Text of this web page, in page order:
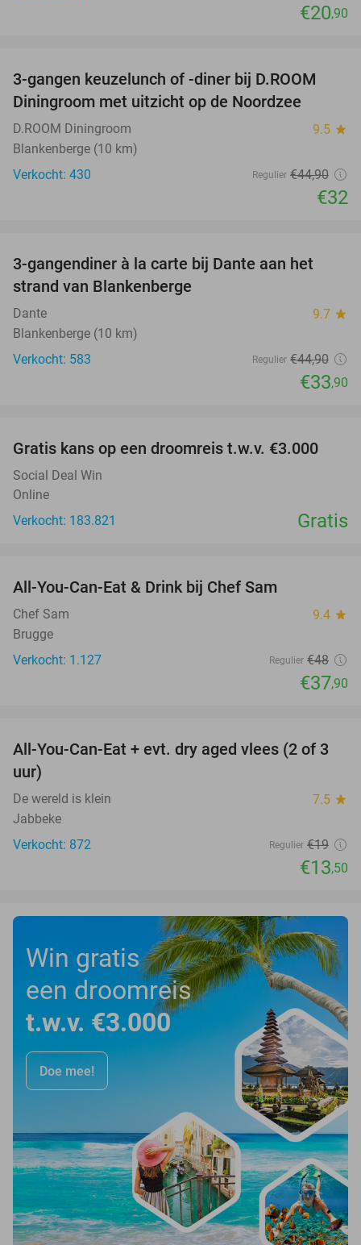
€20,90
29%
3-gangen keuzelunch of -diner bij D.ROOM
Diningroom met uitzicht op de Noordzee
D.ROOM Diningroom 9.5 star
Blankenberge (10 km)
Verkocht: 430
Regulier €44,90
€32
24%
3-gangendiner à la carte bij Dante aan het
strand van Blankenberge
Dante 9.7 star
Blankenberge (10 km)
Verkocht: 583
Regulier €44,90
€33,90
Gratis kans op een droomreis t.w.v. €3.000
Social Deal Win
Online
Verkocht: 183.821
Gratis
All-You-Can-Eat & Drink bij Chef Sam
Chef Sam 9.4 star
Brugge
Verkocht: 1.127
Regulier €48
€37,90
29%
All-You-Can-Eat + evt. dry aged vlees (2 of 3
uur)
De wereld is klein 7.5 star
Jabbeke
Verkocht: 872
Regulier €19
€13,50
Win gratis
een droomreis
t.w.v. €3.000
Doe mee!